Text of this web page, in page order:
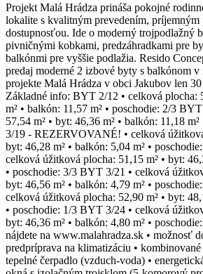
Projekt Malá Hrádza prináša pokojné
lokalite s kvalitným prevedením, príjemným
dostupnosťou. Ide o moderný trojpodlažný
pivničnými kobkami, predzáhradkami pre
balkónmi pre vyššie podlažia. Resido
predaj moderné 2 izbové byty s balkónom
projekte Malá Hrádza v obci Jakubov len
Základné info: BYT 2/12 • celková plocha:
m² • balkón: 11,57 m² • poschodie: 2/3
57,54 m² • byt: 46,36 m² • balkón: 11,18
3/19 - REZERVOVANÉ! • celková
byt: 46,28 m² • balkón: 5,04 m² •
celková úžitková plocha: 51,15 m² • byt:
• poschodie: 3/3 BYT 3/21 • celková
byt: 46,56 m² • balkón: 4,79 m² •
celková úžitková plocha: 52,90 m² • byt:
• poschodie: 1/3 BYT 3/24 • celková
byt: 46,36 m² • balkón: 4,80 m² •
nájdete na www.malahradza.sk • možnosť
predpríprava na klimatizáciu •
tepelné čerpadlo (vzduch-voda) •